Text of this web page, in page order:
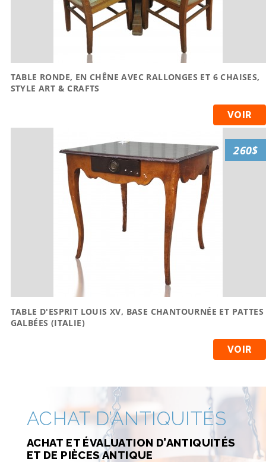
TABLE RONDE, EN CHÊNE AVEC RALLONGES ET 6 CHAISES,
STYLE ART & CRAFTS
VOIR
TABLE D'ESPRIT LOUIS XV, BASE CHANTOURNÉE ET PATTES
GALBÉES (ITALIE)
VOIR
260$
ACHAT D’ANTIQUITÉS
ACHAT ET ÉVALUATION D’ANTIQUITÉS
ET DE PIÈCES ANTIQUE